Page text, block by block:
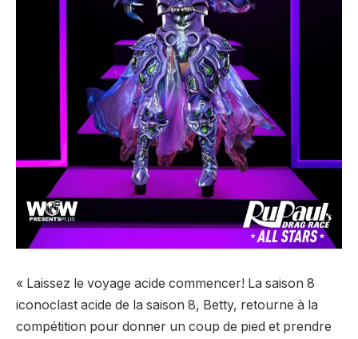
« Laissez le voyage acide commencer! La saison 8
iconoclast acide de la saison 8, Betty, retourne à la
compétition pour donner un coup de pied et prendre